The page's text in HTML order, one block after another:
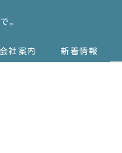
。
会社案内 新着情報